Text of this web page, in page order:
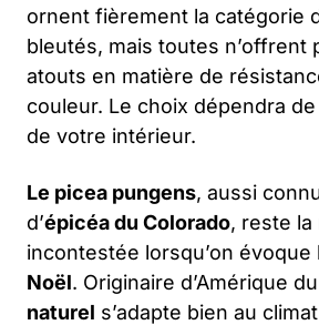
ornent fièrement la catégorie
bleutés, mais toutes n’offrent
atouts en matière de
couleur. Le choix dépendra
de votre intérieur.
Le picea pungens, aussi
d’épicéa du Colorado, reste
incontestée lorsqu’on évoque
Noël. Originaire d’Amérique
naturel s’adapte bien au